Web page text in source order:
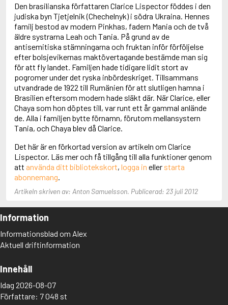
Abrahams, Peter (f. 1947)
Abrahamson, Emmy
Abse, Dannie
Abu-Jaber, Diana
Abulhawa, Susan
Aburas, Lone
Achebe, Chinua
Achmatova, Anna
Aciman, André
Ackebo, Lena
Acker, Kathy
Ackroyd, Peter
Adam de la Halle
Adams, Douglas
Adams, Herbert
Adams, Jane
Adams, Richard
Adbåge, Emma
Adelborg, Ottilia
Adichie, Chimamanda Ngozi
Adiga, Aravind
Adler-Olsen, Jussi
Adlerbeth, Gudmund Jöran
Adolfsson, Eva
Adolfsson, Gunnar
Adolfsson, Josefine
Den brasilianska författaren Clarice Lispector föddes i den
judiska byn Tjetjelnik (Chechelnyk) i södra Ukraina. Hennes
familj bestod av modern Pinkhas, fadern Mania och de två
äldre systrarna Leah och Tania. På grund av de
antisemitiska stämningarna och fruktan inför förföljelse
efter bolsjevikernas maktövertagande bestämde man sig
för att fly landet. Familjen hade tidigare lidit stort av
pogromer under det ryska inbördeskriget. Tillsammans
utvandrade de 1922 till Rumänien för att slutligen hamna i
Brasilien eftersom modern hade släkt där. När Clarice, eller
Chaya som hon döptes till, var runt ett år gammal anlände
de. Alla i familjen bytte förnamn, förutom mellansystern
Tania, och Chaya blev då Clarice.
Det här är en förkortad version av artikeln om Clarice
Lispector. Läs mer och få tillgång till alla funktioner genom
att använda ditt bibliotekskort, logga in eller starta
abonnemang.
Artikeln skriven av: Anton Samuelsson. Publicerad: 23 juli 2012
Information
Informationsblad om Alex
Aktuell driftinformation
Innehåll
Idag 2026-08-07
Författare: 7 048 st